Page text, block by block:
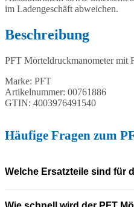
im Ladengeschäft abweichen.
Beschreibung
PFT Mörteldruckmanometer mit
Marke: PFT
Artikelnummer: 00761886
GTIN: 4003976491540
Häufige Fragen zum